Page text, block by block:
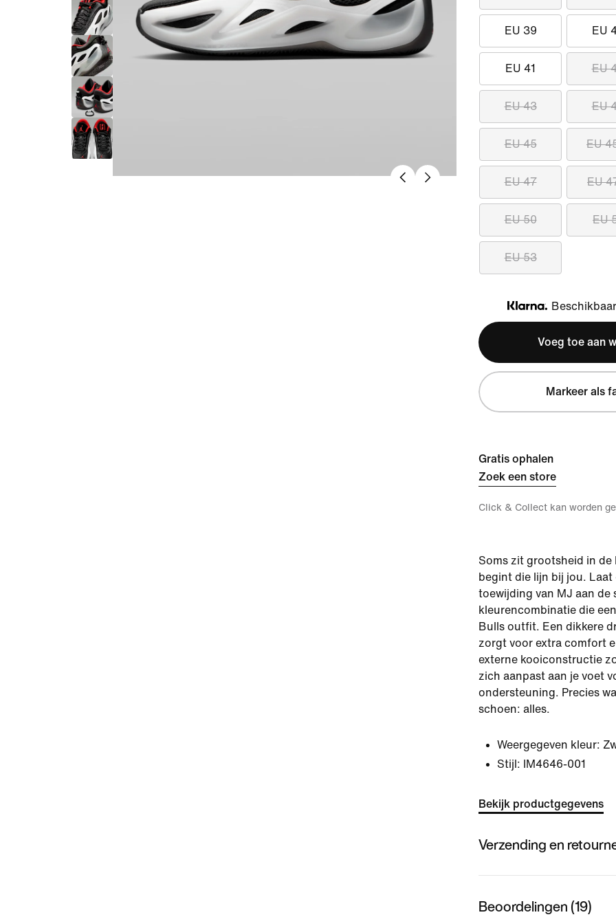
EU 39 EU
EU 41 EU
EU 43 EU
EU 45 EU
EU 47 EU
EU 50 EU
EU 53
Klarna
Voeg toe aan
Markeer als
Gratis ophalen
Zoek een store
Click & Collect kan worden
Soms zit grootsheid in de
begint die lijn bij jou. Laat
toewijding van MJ aan de
kleurencombinatie die
Bulls outfit. Een dikkere
zorgt voor extra comfort
externe kooiconstructie
zich aanpast aan je voet
ondersteuning. Precies
schoen: alles.
Weergegeven kleur:
Stijl:
IM4646-001
Bekijk productgegevens
Verzending en
Beoordelingen (19)